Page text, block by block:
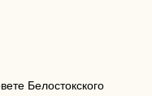
Белостокского